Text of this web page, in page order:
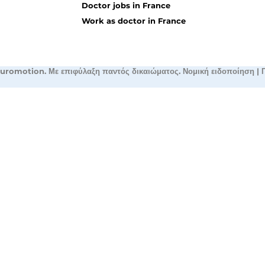
Doctor jobs in France
Work as doctor in France
Με επιφύλαξη παντός δικαιώματος. Νομική ειδοποίηση |